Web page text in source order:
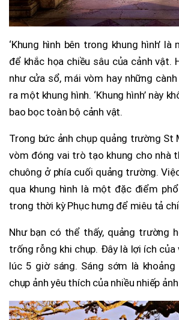
‘Khung hình bên trong khung hình’
để khắc họa chiều sâu của cảnh vật.
như cửa sổ, mái vòm hay những
ra một khung hình. ‘Khung hình’ này
bao bọc toàn bộ cảnh vật.
Trong bức ảnh chụp quảng trường St
vòm đóng vai trò tạo khung cho nhà
chuông ở phía cuối quảng trường.
qua khung hình là một đặc điểm
trong thời kỳ Phục hưng để miêu tả
Như bạn có thể thấy, quảng trường
trống rỗng khi chụp. Đây là lợi ích
lúc 5 giờ sáng. Sáng sớm là
chụp ảnh yêu thích của nhiều nhiếp